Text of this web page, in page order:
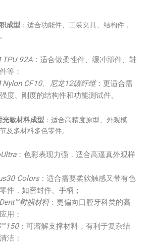
成型 ：适合功能件、工装夹具、结构件，
TPU 92A ：适合做柔性件、缓冲部件、鞋
等；
Nylon CF10、尼龙12碳纤维：更适合需
度、刚度的结构件和功能测试件。
光敏材料成型 ：适合高精度原型、外观模
及多材料多色零件。
：色彩表现力强，适合高逼真外观样
Colors：适合需要柔软触感又带有色
件，如密封件、手柄；
树脂材料：更偏向口腔牙科类的高
用；
：可溶解支撑材料，有利于复杂结
洁；